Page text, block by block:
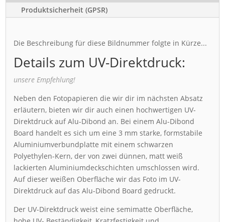
Produktsicherheit (GPSR)
Die Beschreibung für diese Bildnummer folgte in Kürze...
Details zum UV-Direktdruck:
unsere Empfehlung!
Neben den Fotopapieren die wir dir im nächsten Absatz
erläutern, bieten wir dir auch einen hochwertigen UV-
Direktdruck auf Alu-Dibond an. Bei einem Alu-Dibond
Board handelt es sich um eine 3 mm starke, formstabile
Aluminiumverbundplatte mit einem schwarzen
Polyethylen-Kern, der von zwei dünnen, matt weiß
lackierten Aluminiumdeckschichten umschlossen wird.
Auf dieser weißen Oberfläche wir das Foto im UV-
Direktdruck auf das Alu-Dibond Board gedruckt.
Der UV-Direktdruck weist eine semimatte Oberfläche,